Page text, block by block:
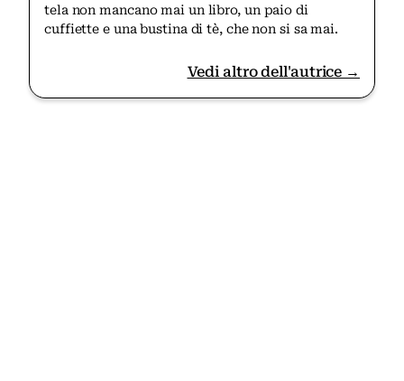
tela non mancano mai un libro, un paio di
cuffiette e una bustina di tè, che non si sa mai.
Vedi altro dell'autrice →